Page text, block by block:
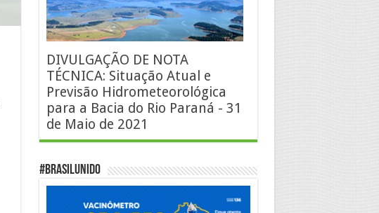
DIVULGAÇÃO DE NOTA
TÉCNICA: Situação Atual e
Previsão Hidrometeorológica
para a Bacia do Rio Paraná - 31
de Maio de 2021
#BrasilUnido